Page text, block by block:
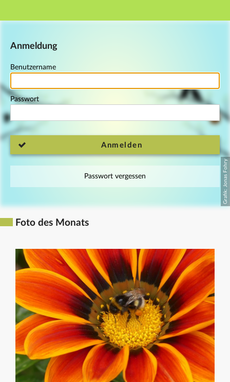
Hauptnavigation
Anmeldung
Benutzername
Passwort
Anmelden
Passwort vergessen
Foto des Monats